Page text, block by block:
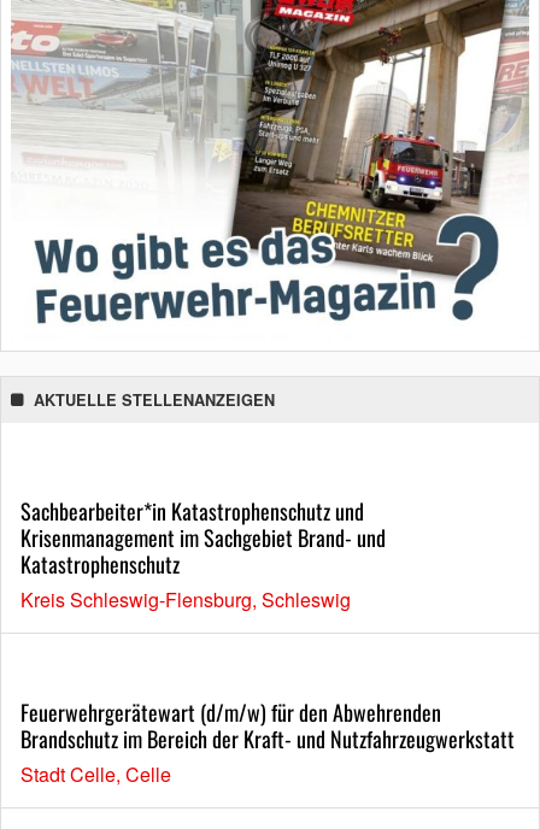
AKTUELLE STELLENANZEIGEN
Sachbearbeiter*in Katastrophenschutz und
Krisenmanagement im Sachgebiet Brand- und
Katastrophenschutz
Kreis Schleswig-Flensburg, Schleswig
Feuerwehrgerätewart (d/m/w) für den Abwehrenden
Brandschutz im Bereich der Kraft- und Nutzfahrzeugwerkstatt
Stadt Celle, Celle